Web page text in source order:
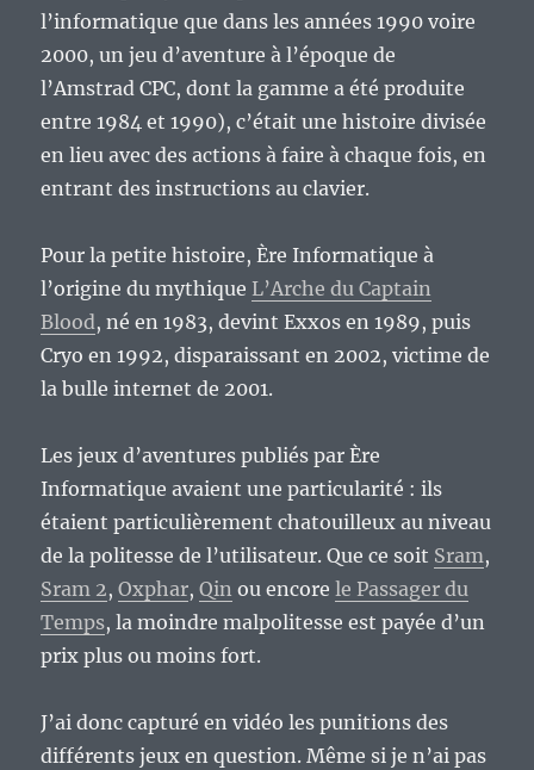
l’informatique que dans les années 1990 voire
2000, un jeu d’aventure à l’époque de
l’Amstrad CPC, dont la gamme a été produite
entre 1984 et 1990), c’était une histoire divisée
en lieu avec des actions à faire à chaque fois, en
entrant des instructions au clavier.
Pour la petite histoire, Ère Informatique à
l’origine du mythique L’Arche du Captain
Blood, né en 1983, devint Exxos en 1989, puis
Cryo en 1992, disparaissant en 2002, victime de
la bulle internet de 2001.
Les jeux d’aventures publiés par Ère
Informatique avaient une particularité : ils
étaient particulièrement chatouilleux au niveau
de la politesse de l’utilisateur. Que ce soit Sram,
Sram 2,Oxphar,Qin ou encorele Passager du
Temps, la moindre malpolitesse est payée d’un
prix plus ou moins fort.
J’ai donc capturé en vidéo les punitions des
différents jeux en question. Même si je n’ai pas